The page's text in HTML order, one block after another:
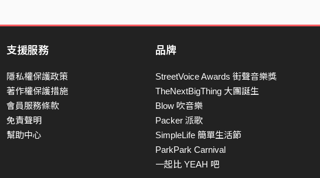
支援服務
隱私權保護政策
著作權保護措施
會員服務條款
免責聲明
幫助中心
品牌
StreetVoice Awards 街聲音樂獎
TheNextBigThing 大團誕生
Blow 吹音樂
Packer 派歌
SimpleLife 簡單生活節
ParkPark Carnival
一起比 YEAH 吧